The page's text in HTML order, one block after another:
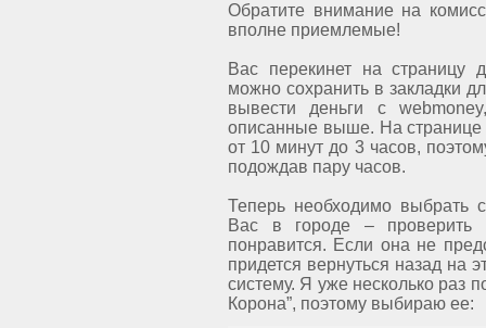
Обратите внимание на
вполне приемлемые!
Вас перекинет на
можно сохранить в закладки
вывести деньги с
описанные выше. На странице
от 10 минут до 3 часов,
подождав пару часов.
Теперь необходимо выбрать
Вас в городе – проверить
понравится. Если она не
придется вернуться назад на
систему. Я уже несколько раз
Корона”, поэтому выбираю ее: